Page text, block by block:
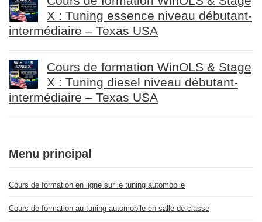
X : Tuning essence niveau débutant-
intermédiaire – Texas USA
Cours de formation WinOLS & Stage
X : Tuning diesel niveau débutant-
intermédiaire – Texas USA
Menu principal
Cours de formation en ligne sur le tuning automobile
Cours de formation au tuning automobile en salle de classe